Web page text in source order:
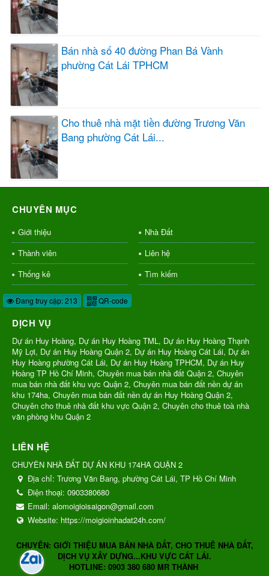
Bán nhà số 40 đường Phan Bá Vành
phường Cát Lái TPHCM
Cho thuê nhà mặt tiền đường Trương Văn
Bang phường Cát Lái...
CHUYÊN MỤC
Giới thiệu
Nhà Đất
Thành viên
Liên hệ
Thống kê
Tìm kiếm
Đang truy cập: 213 QR-code
DỊCH VỤ
Dự án Huy Hoàng, Dự án Huy Hoàng TML, Dự án Huy Hoàng Thạnh
Mỹ Lợi, Dự án Huy Hoàng Quận 2, Dự án Huy Hoàng Cát Lái, Dự án
Huy Hoàng phường Cát Lái, Dự án Huy Hoàng TPHCM, Dự án Huy
Hoàng TP Hồ Chí Minh, Chuyên mua bán nhà đất Quận 2, Chuyên
mua bán nhà đất khu vực Quận 2, Chuyên mua bán đất nền dự án
khu 174ha, Chuyên mua bán đất nền dự án Huy Hoàng Quận 2,
Chuyên cho thuê nhà đất khu vực Quận 2, Chuyên cho thuê toà nhà
văn phòng khu Quận 2
LIÊN HỆ
CHUYÊN NHÀ ĐẤT DỰ ÁN KHU 174HA QUẬN 2
Địa chỉ: Trương Văn Bang, phường Cát Lái, TP Hồ Chí Minh
Điện thoại: 0903380680
Email: alomoigioisaigon@gmail.com
Website: https://moigioinhadat24h.com/
CHUYÊN: GIỚI THIỆU MUA BÁN NHÀ ĐẤT, CHO THUÊ NHÀ ĐẤT,
DỊCH VỤ XÂY DỰNG...KHU VỰC CÁT LÁI.
HOTLINE: 0903 380 680 MR THÀNH